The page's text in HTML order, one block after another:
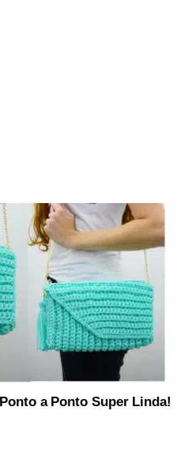
a Ponto Super Linda!